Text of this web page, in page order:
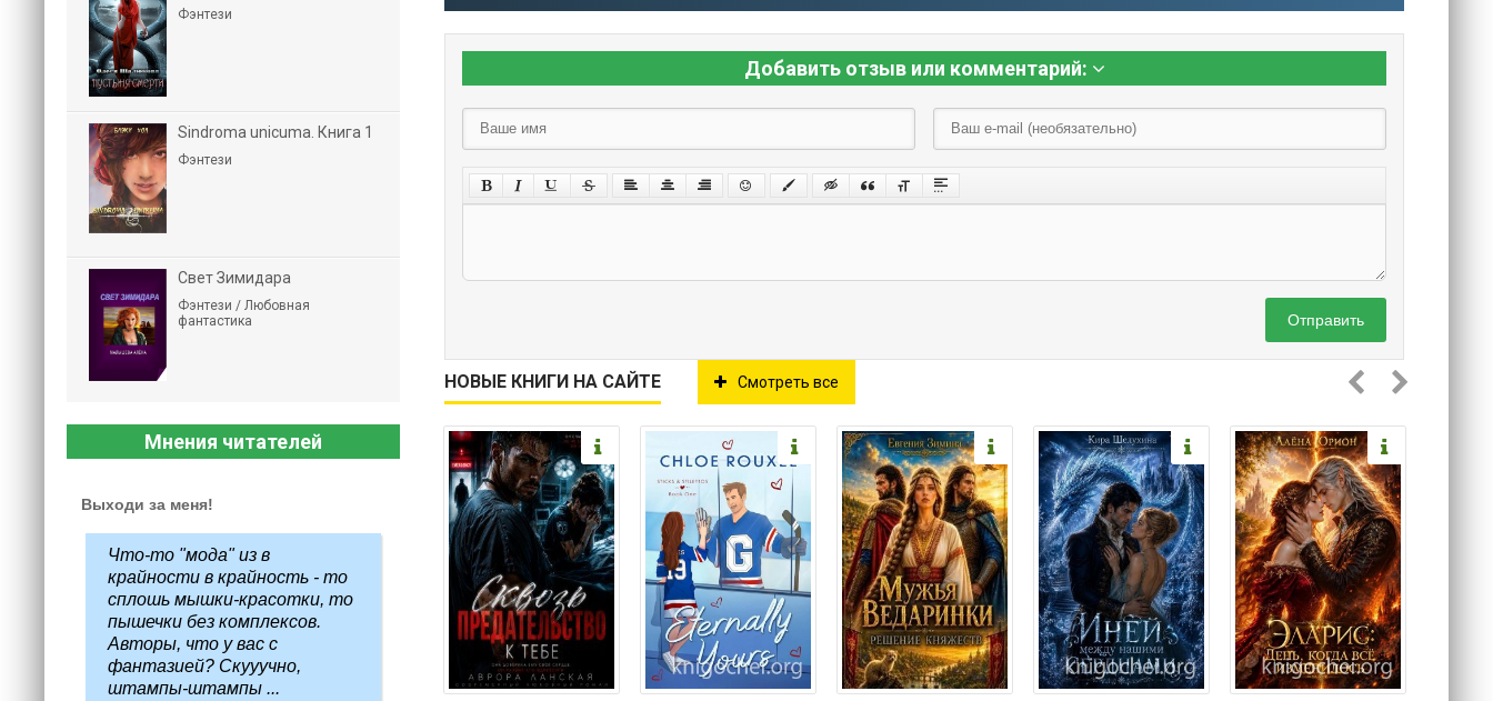
Добавить отзыв или комментарий:
Отправить
НОВЫЕ КНИГИ НА САЙТЕ Смотреть все
Фэнтези
Sindroma unicuma. Книга 1
Фэнтези
Свет Зимидара
Фэнтези / Любовная
фантастика
Мнения читателей
Выходи за меня!
Что-то "мода" из в
крайности в крайность - то
сплошь мышки-красотки, то
пышечки без комплексов.
Авторы, что у вас с
фантазией? Скууучно,
штампы-штампы ...